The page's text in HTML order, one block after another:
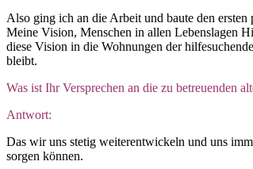
Also ging ich an die Arbeit und baute den
Meine Vision, Menschen in allen Lebenslagen
diese Vision in die Wohnungen der
bleibt.
Was ist Ihr Versprechen an die zu betreuenden
Antwort:
Das wir uns stetig weiterentwickeln und uns
sorgen können.